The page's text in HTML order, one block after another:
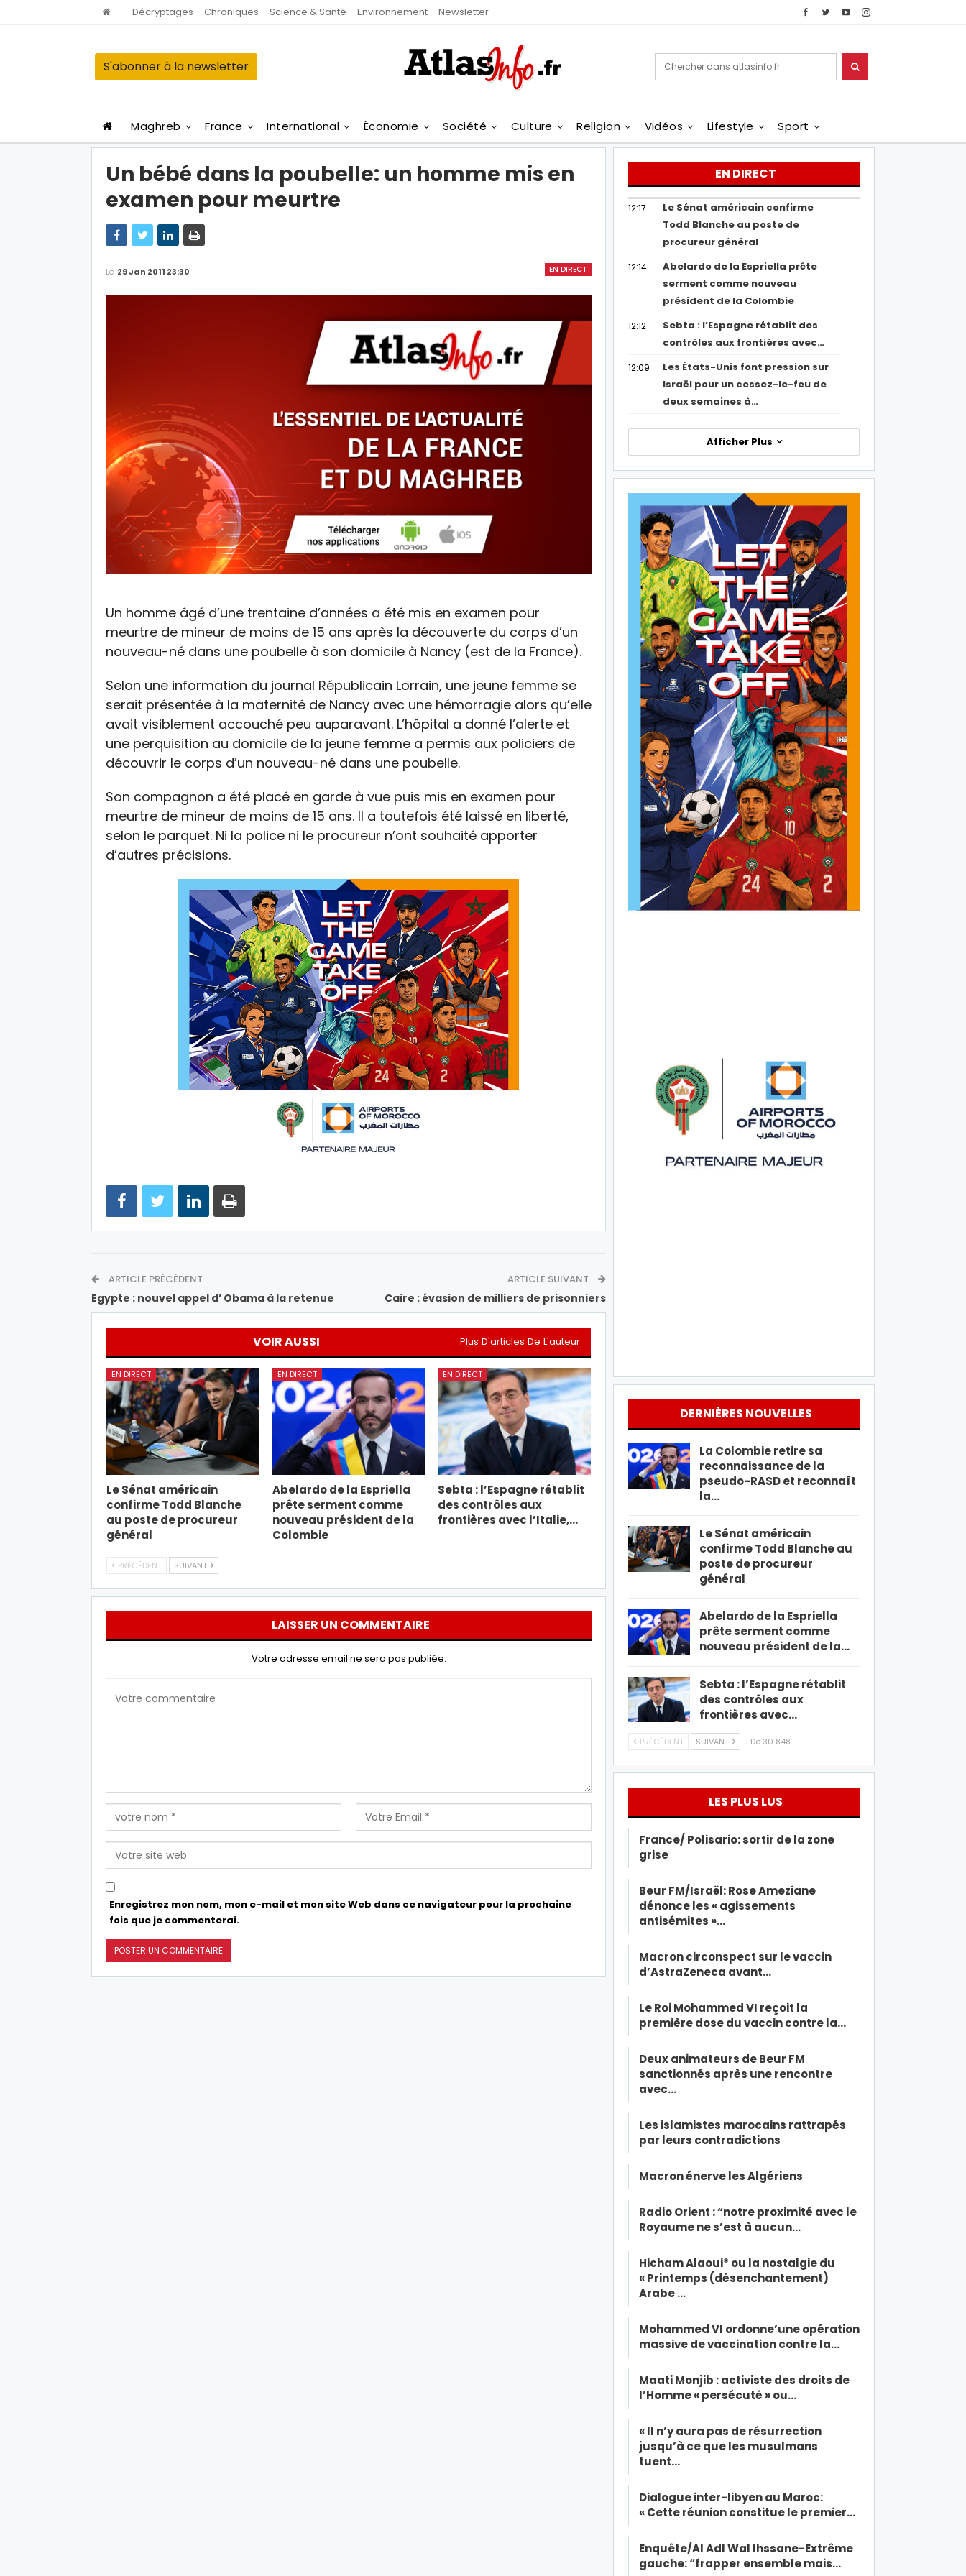
Décryptages Chroniques Science & Santé Environnement Newsletter
S'abonner à la newsletter
Maghreb France International Économie Société Culture Religion Vidéos Lifestyle Sport
Un bébé dans la poubelle: un homme mis en
examen pour meurtre
EN DIRECT
Le 29 Jan 2011 23:30
Un homme âgé d’une trentaine d’années a été mis en examen pour
meurtre de mineur de moins de 15 ans après la découverte du corps d’un
nouveau-né dans une poubelle à son domicile à Nancy (est de la France).
Selon une information du journal Républicain Lorrain, une jeune femme se
serait présentée à la maternité de Nancy avec une hémorragie alors qu’elle
avait visiblement accouché peu auparavant. L’hôpital a donné l’alerte et
une perquisition au domicile de la jeune femme a permis aux policiers de
découvrir le corps d’un nouveau-né dans une poubelle.
Son compagnon a été placé en garde à vue puis mis en examen pour
meurtre de mineur de moins de 15 ans. Il a toutefois été laissé en liberté,
selon le parquet. Ni la police ni le procureur n’ont souhaité apporter
d’autres précisions.
ARTICLE PRÉCÉDENT
Egypte : nouvel appel d’ Obama à la retenue
ARTICLE SUIVANT
Caire : évasion de milliers de prisonniers
VOIR AUSSI Plus D'articles De L'auteur
EN DIRECT
Le Sénat américain
confirme Todd Blanche
au poste de procureur
général
EN DIRECT
Abelardo de la Espriella
prête serment comme
nouveau président de la
Colombie
EN DIRECT
Sebta : l’Espagne rétablit
des contrôles aux
frontières avec l’Italie,…
PRÉCÉDENT SUIVANT
LAISSER UN COMMENTAIRE
Votre adresse email ne sera pas publiée.
Enregistrez mon nom, mon e-mail et mon site Web dans ce navigateur pour la prochaine
fois que je commenterai.
EN DIRECT
12:17
Le Sénat américain confirme
Todd Blanche au poste de
procureur général
12:14
Abelardo de la Espriella prête
serment comme nouveau
président de la Colombie
12:12
Sebta : l’Espagne rétablit des
contrôles aux frontières avec…
12:09
Les États-Unis font pression sur
Israël pour un cessez-le-feu de
deux semaines à…
Afficher Plus
DERNIÈRES NOUVELLES
La Colombie retire sa
reconnaissance de la
pseudo-RASD et reconnaît
la…
Le Sénat américain
confirme Todd Blanche au
poste de procureur
général
Abelardo de la Espriella
prête serment comme
nouveau président de la…
Sebta : l’Espagne rétablit
des contrôles aux
frontières avec…
PRÉCÉDENT SUIVANT 1 De 30 848
LES PLUS LUS
France/ Polisario: sortir de la zone
grise
Beur FM/Israël: Rose Ameziane
dénonce les « agissements
antisémites »…
Macron circonspect sur le vaccin
d’AstraZeneca avant…
Le Roi Mohammed VI reçoit la
première dose du vaccin contre la…
Deux animateurs de Beur FM
sanctionnés après une rencontre
avec…
Les islamistes marocains rattrapés
par leurs contradictions
Macron énerve les Algériens
Radio Orient : “notre proximité avec le
Royaume ne s’est à aucun…
Hicham Alaoui* ou la nostalgie du
« Printemps (désenchantement)
Arabe …
Mohammed VI ordonne’une opération
massive de vaccination contre la…
Maati Monjib : activiste des droits de
l’Homme « persécuté » ou…
« Il n’y aura pas de résurrection
jusqu’à ce que les musulmans
tuent…
Dialogue inter-libyen au Maroc:
« Cette réunion constitue le premier…
Enquête/Al Adl Wal Ihssane-Extrême
gauche: “frapper ensemble mais…